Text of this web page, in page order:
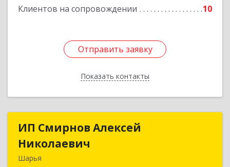
Клиентов на сопровождении 10
Отправить заявку
Показать контакты
Отправить заявку
Назад
ИП Смирнов Алексей
Николаевич
Шарья
ИП Смирнов Алексей